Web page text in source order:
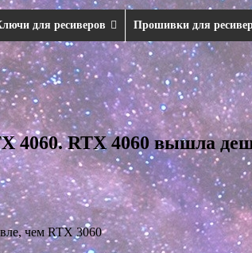
для ресиверов Прошивки для
4060. RTX 4060 вышла
чем RTX 3060